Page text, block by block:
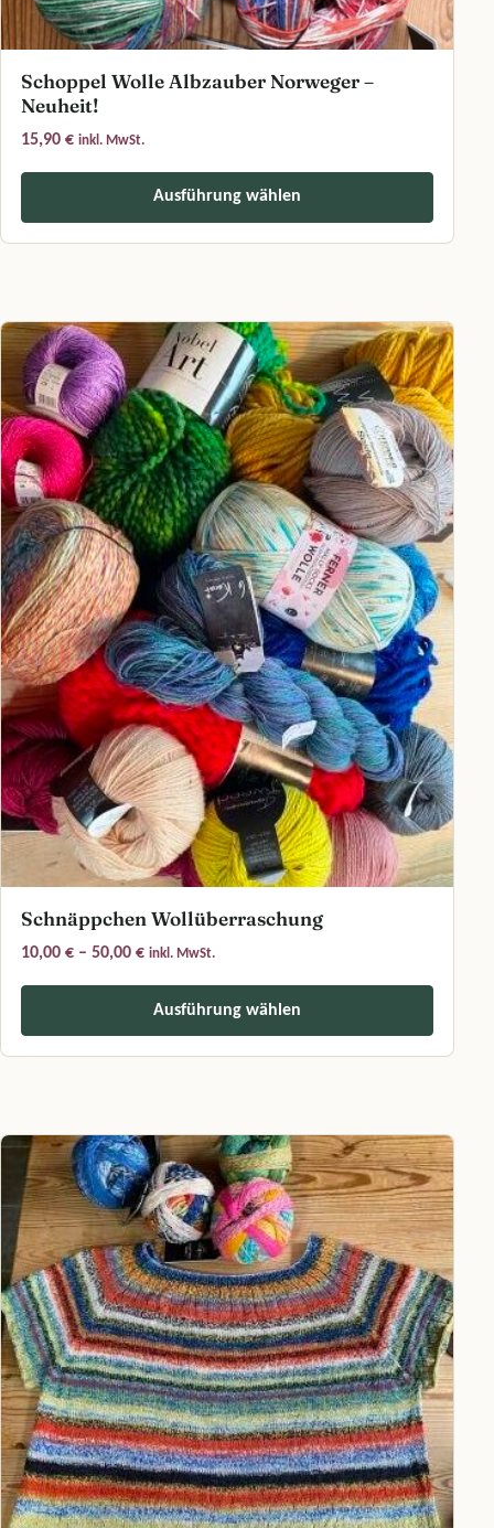
Schoppel Wolle Albzauber Norweger –
Neuheit!
15,90 € inkl. MwSt.
Ausführung wählen
Schnäppchen Wollüberraschung
10,00 € – 50,00 €Preisspanne: 10,00 € bis 50,00 €
inkl. MwSt.
Ausführung wählen